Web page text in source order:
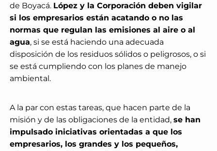
de Boyacá. López y la Corporación deben vigilar
si los empresarios están acatando o no las
normas que regulan las emisiones al aire o al
agua, si se está haciendo una adecuada
disposición de los residuos sólidos o peligrosos, o si
se está cumpliendo con los planes de manejo
ambiental.
A la par con estas tareas, que hacen parte de la
misión y de las obligaciones de la entidad, se han
impulsado iniciativas orientadas a que los
empresarios, los grandes y los pequeños,